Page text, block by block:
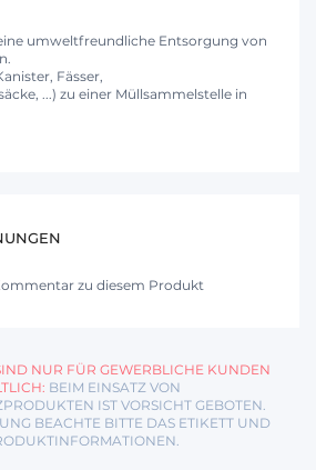
umweltfreundliche Entsorgung von
Fässer,
...) zu einer Müllsammelstelle in
zu diesem Produkt
NUR FÜR GEWERBLICHE KUNDEN
BEIM EINSATZ VON
IST VORSICHT GEBOTEN.
BEACHTE BITTE DAS ETIKETT UND